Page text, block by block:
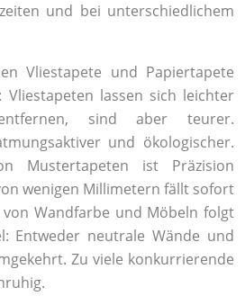
und bei unterschiedlichem
Vliestapete und Papiertapete
Vliestapeten lassen sich leichter
sind aber teurer.
und ökologischer.
Mustertapeten ist Präzision
wenigen Millimetern fällt sofort
Wandfarbe und Möbeln folgt
Entweder neutrale Wände und
Zu viele konkurrierende